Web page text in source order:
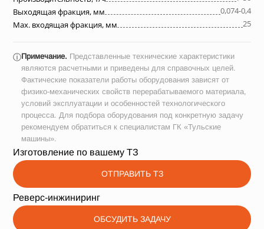
Выходящая фракция, мм
0,074-0,4
Max. входящая фракция, мм
25
ⓘПримечание. Представленные технические характеристики
являются расчетными и приведены для справочных целей.
Фактические показатели работы оборудования зависят от
физико-механических свойств перерабатываемого материала,
условий эксплуатации и особенностей технологического
процесса. Для подбора оборудования под конкретную задачу
рекомендуем обратиться к специалистам ГК «Тульские
машины».
Изготовление по вашему ТЗ
ОТПРАВИТЬ ТЗ
Реверс-инжиниринг
ОБСУДИТЬ ЗАДАЧУ